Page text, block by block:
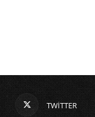
TWITTER